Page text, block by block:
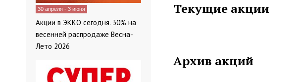
Текущие акции
Архив акций
30 апреля - 3 июня
Акции в ЭККО сегодня. 30% на
весенней распродаже Весна-
Лето 2026